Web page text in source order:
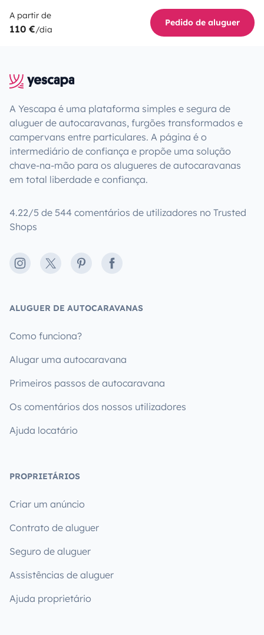
A partir de
110 €/dia
Pedido de aluguer
A Yescapa é uma plataforma simples e segura de
aluguer de autocaravanas, furgões transformados e
campervans entre particulares. A página é o
intermediário de confiança e propõe uma solução
chave-na-mão para os alugueres de autocaravanas
em total liberdade e confiança.
4.22/5 de 544 comentários de utilizadores no Trusted
Shops
Instagram
X PinterestFacebook
ALUGUER DE AUTOCARAVANAS
Como funciona?
Alugar uma autocaravana
Primeiros passos de autocaravana
Os comentários dos nossos utilizadores
Ajuda locatário
PROPRIETÁRIOS
Criar um anúncio
Contrato de aluguer
Seguro de aluguer
Assistências de aluguer
Ajuda proprietário